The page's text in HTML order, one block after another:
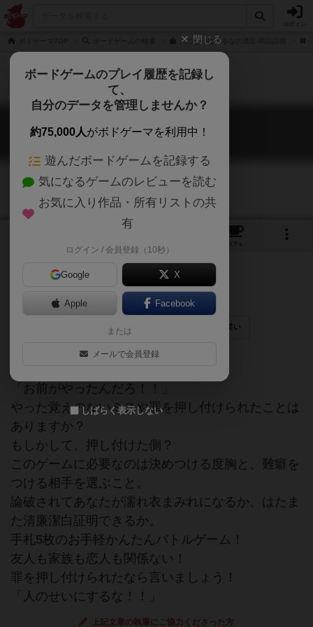
人のせいにするなの通販/商品詳細
人のせいにするな
Hitono Seini Suruna
カフェ
責任をなすりつけろ！
笑い
ボドゲフリマ14三宮
「お前がやったんだろ！！」
やった覚えのないミスや罪を押し付けられたことは
ありますか？
もしかして、押し付けた側？
このゲームに必要なのは決めつける度胸と、難癖を
つける相手を選ぶこと。
論破されてあなたが濡れ衣まみれになるか、はたま
た清廉潔白証明できるか。
手札5枚のお手軽かんたんバトルゲーム！
友人も家族も恋人も関係ない！
罪を押し付けられたなら言いましょう！
「人のせいにするな！！」
上記文章の執筆にご協力くださった方
閉じる
ボードゲームのプレイ履歴を記録し
て、
自分のデータを管理しませんか？
約75,000人がボドゲーマを利用中！
遊んだボードゲームを記録する
気になるゲームのレビューを読む
お気に入り作品・所有リストの共
有
ログイン / 会員登録（10秒）
Google X
Apple Facebook
または
メールで会員登録
しばらく表示しない